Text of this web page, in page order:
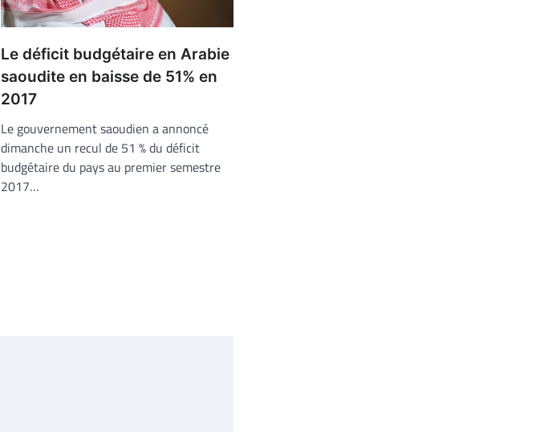
Le déficit budgétaire en Arabie
saoudite en baisse de 51% en
2017
Le gouvernement saoudien a annoncé
dimanche un recul de 51 % du déficit
budgétaire du pays au premier semestre
2017…